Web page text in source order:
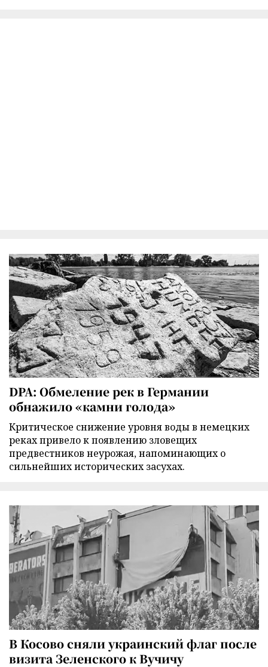
DPA: Обмеление рек в Германии
обнажило «камни голода»
Критическое снижение уровня воды в немецких
реках привело к появлению зловещих
предвестников неурожая, напоминающих о
сильнейших исторических засухах.
В Косово сняли украинский флаг после
визита Зеленского к Вучичу